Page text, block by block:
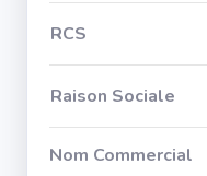
RCS
Raison Sociale
Nom Commercial